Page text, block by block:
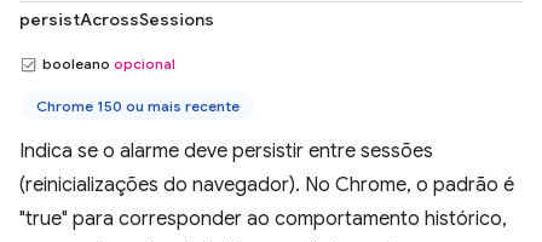
persistAcrossSessions
booleano opcional
Chrome 150 ou mais recente
Indica se o alarme deve persistir entre sessões
(reinicializações do navegador). No Chrome, o padrão é
"true" para corresponder ao comportamento histórico,